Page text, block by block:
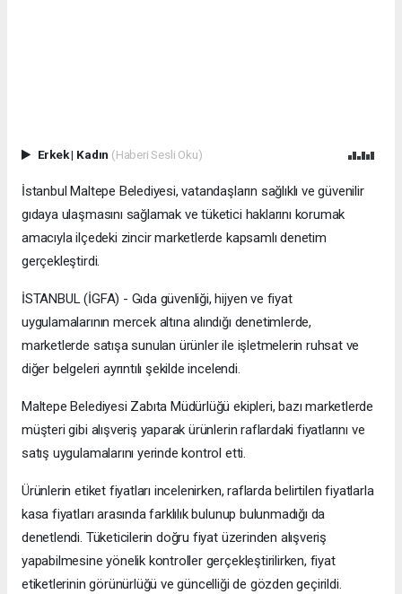
Erkek| Kadın (Haberi Sesli Oku)
İstanbul Maltepe Belediyesi, vatandaşların sağlıklı ve güvenilir
gıdaya ulaşmasını sağlamak ve tüketici haklarını korumak
amacıyla ilçedeki zincir marketlerde kapsamlı denetim
gerçekleştirdi.
İSTANBUL (İGFA) - Gıda güvenliği, hijyen ve fiyat
uygulamalarının mercek altına alındığı denetimlerde,
marketlerde satışa sunulan ürünler ile işletmelerin ruhsat ve
diğer belgeleri ayrıntılı şekilde incelendi.
Maltepe Belediyesi Zabıta Müdürlüğü ekipleri, bazı marketlerde
müşteri gibi alışveriş yaparak ürünlerin raflardaki fiyatlarını ve
satış uygulamalarını yerinde kontrol etti.
Ürünlerin etiket fiyatları incelenirken, raflarda belirtilen fiyatlarla
kasa fiyatları arasında farklılık bulunup bulunmadığı da
denetlendi. Tüketicilerin doğru fiyat üzerinden alışveriş
yapabilmesine yönelik kontroller gerçekleştirilirken, fiyat
etiketlerinin görünürlüğü ve güncelliği de gözden geçirildi.